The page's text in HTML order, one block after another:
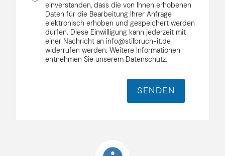
einverstanden, dass die von Ihnen erhobenen
Daten für die Bearbeitung Ihrer Anfrage
elektronisch erhoben und gespeichert werden
dürfen. Diese Einwilligung kann jederzeit mit
einer Nachricht an info@stilbruch-it.de
widerrufen werden. Weitere Informationen
entnehmen Sie unserem Datenschutz.
SENDEN